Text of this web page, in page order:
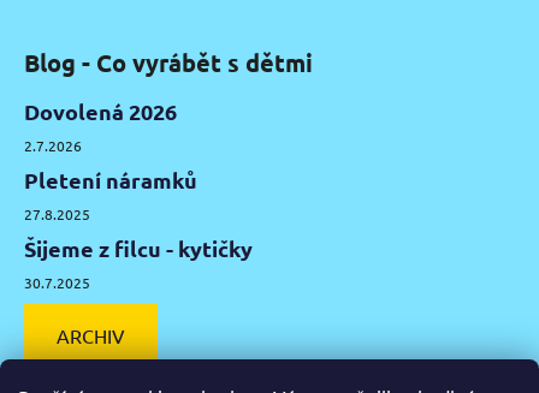
Blog - Co vyrábět s dětmi
Dovolená 2026
2.7.2026
Pletení náramků
27.8.2025
Šijeme z filcu - kytičky
30.7.2025
ARCHIV